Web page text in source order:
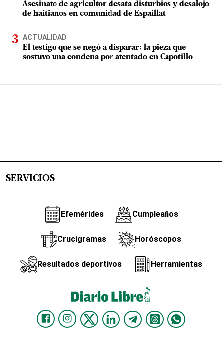
Asesinato de agricultor desata disturbios y desalojo
de haitianos en comunidad de Espaillat
ACTUALIDAD
El testigo que se negó a disparar: la pieza que
sostuvo una condena por atentado en Capotillo
SERVICIOS
Efemérides Cumpleaños
Crucigramas Horóscopos
Resultados deportivos Herramientas